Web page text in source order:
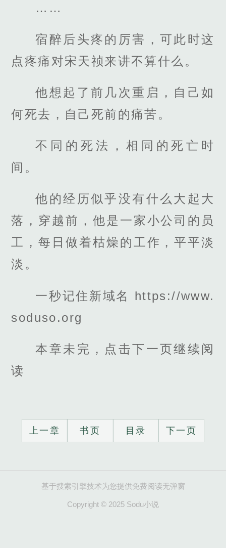
……
宿醉后头疼的厉害，可此时这
点疼痛对宋天祯来讲不算什么。
他想起了前几次重启，自己如
何死去，自己死前的痛苦。
不同的死法，相同的死亡时
间。
他的经历似乎没有什么大起大
落，穿越前，他是一家小公司的员
工，每日做着枯燥的工作，平平淡
淡。
一秒记住新域名 https://www.
soduso.org
本章未完，点击下一页继续阅
读
上一章 书页 目录 下一页
基于搜索引擎技术为您提供免费阅读无弹窗
Copyright © 2025 Sodu小说